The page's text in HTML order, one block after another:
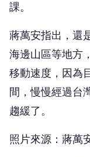
課。
蔣萬安指出，還
海邊山區等地方
移動速度，因為
間，慢慢經過台
趨緩了。
照片來源：蔣萬